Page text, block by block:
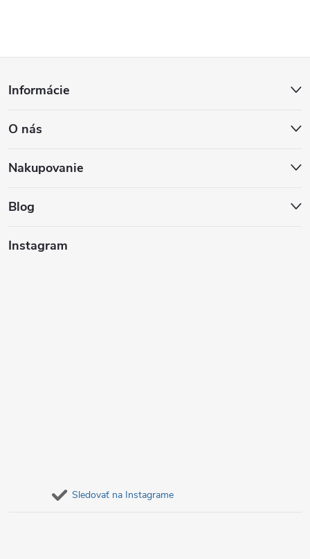
p
ä
Informácie
O nás
Nakupovanie
Blog
Instagram
Sledovať na Instagrame